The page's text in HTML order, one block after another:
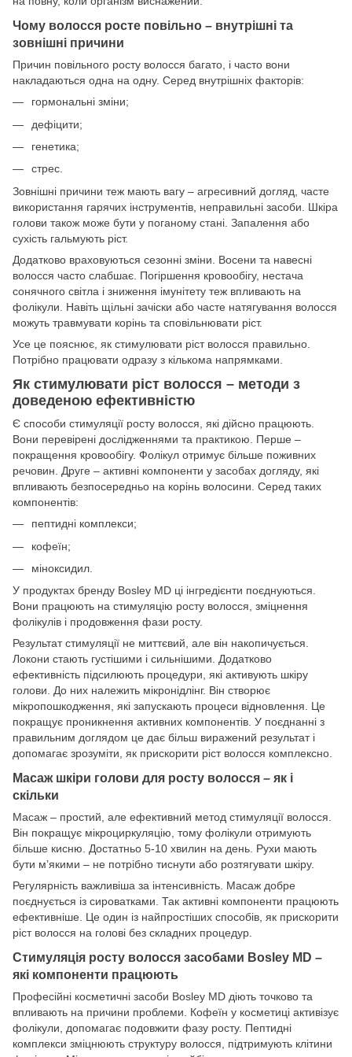
Чому волосся росте повільно – внутрішні та
зовнішні причини
Причин повільного росту волосся багато, і часто вони
накладаються одна на одну. Серед внутрішніх факторів:
гормональні зміни;
дефіцити;
генетика;
стрес.
Зовнішні причини теж мають вагу – агресивний догляд, часте
використання гарячих інструментів, неправильні засоби. Шкіра
голови також може бути у поганому стані. Запалення або
сухість гальмують ріст.
Додатково враховуються сезонні зміни. Восени та навесні
волосся часто слабшає. Погіршення кровообігу, нестача
сонячного світла і зниження імунітету теж впливають на
фолікули. Навіть щільні зачіски або часте натягування волосся
можуть травмувати корінь та сповільнювати ріст.
Усе це пояснює, як стимулювати ріст волосся правильно.
Потрібно працювати одразу з кількома напрямками.
Як стимулювати ріст волосся – методи з
доведеною ефективністю
Є способи стимуляції росту волосся, які дійсно працюють.
Вони перевірені дослідженнями та практикою. Перше –
покращення кровообігу. Фолікул отримує більше поживних
речовин. Друге – активні компоненти у засобах догляду, які
впливають безпосередньо на корінь волосини. Серед таких
компонентів:
пептидні комплекси;
кофеїн;
міноксидил.
У продуктах бренду Bosley MD ці інгредієнти поєднуються.
Вони працюють на стимуляцію росту волосся, зміцнення
фолікулів і продовження фази росту.
Результат стимуляції не миттєвий, але він накопичується.
Локони стають густішими і сильнішими. Додатково
ефективність підсилюють процедури, які активують шкіру
голови. До них належить мікронідлінг. Він створює
мікропошкодження, які запускають процеси відновлення. Це
покращує проникнення активних компонентів. У поєднанні з
правильним доглядом це дає більш виражений результат і
допомагає зрозуміти, як прискорити ріст волосся комплексно.
Масаж шкіри голови для росту волосся – як і
скільки
Масаж – простий, але ефективний метод стимуляції волосся.
Він покращує мікроциркуляцію, тому фолікули отримують
більше кисню. Достатньо 5-10 хвилин на день. Рухи мають
бути м’якими – не потрібно тиснути або розтягувати шкіру.
Регулярність важливіша за інтенсивність. Масаж добре
поєднується із сироватками. Так активні компоненти працюють
ефективніше. Це один із найпростіших способів, як прискорити
ріст волосся на голові без складних процедур.
Стимуляція росту волосся засобами Bosley MD –
які компоненти працюють
Професійні косметичні засоби Bosley MD діють точково та
впливають на причини проблеми. Кофеїн у косметиці активізує
фолікули, допомагає подовжити фазу росту. Пептидні
комплекси зміцнюють структуру волосся, підтримують клітини